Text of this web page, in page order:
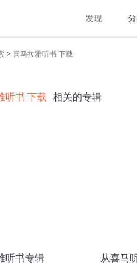
发现
> 喜马拉雅听书 下载
听书 下载 相关的专辑
听书专辑 从喜马